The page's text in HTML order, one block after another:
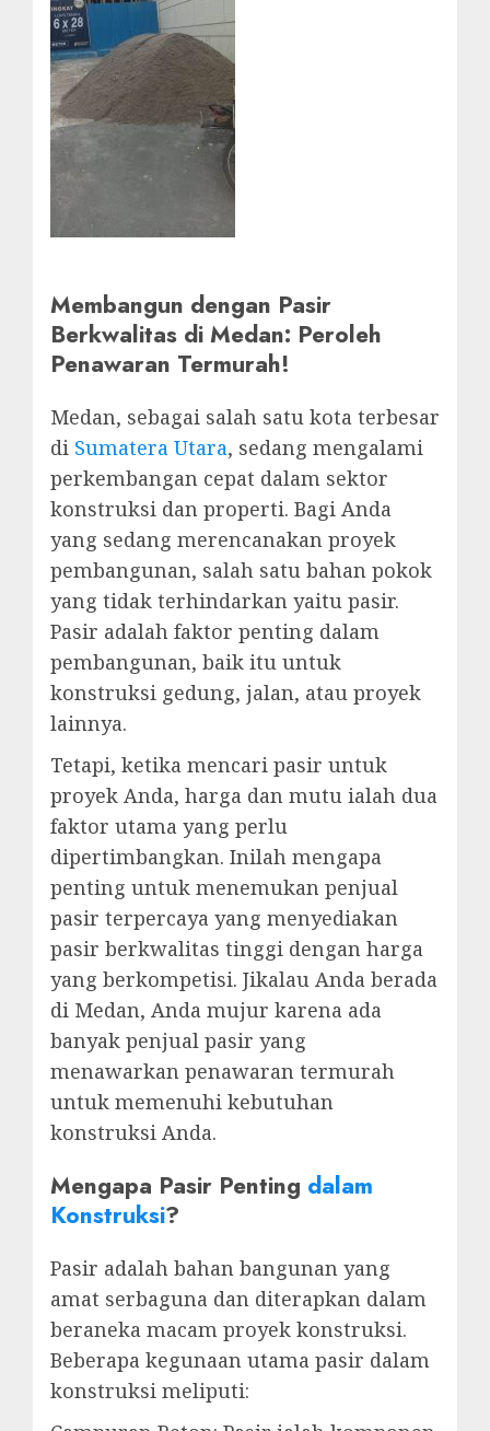
Membangun dengan Pasir
Berkwalitas di Medan: Peroleh
Penawaran Termurah!
Medan, sebagai salah satu kota terbesar
di Sumatera Utara, sedang mengalami
perkembangan cepat dalam sektor
konstruksi dan properti. Bagi Anda
yang sedang merencanakan proyek
pembangunan, salah satu bahan pokok
yang tidak terhindarkan yaitu pasir.
Pasir adalah faktor penting dalam
pembangunan, baik itu untuk
konstruksi gedung, jalan, atau proyek
lainnya.
Tetapi, ketika mencari pasir untuk
proyek Anda, harga dan mutu ialah dua
faktor utama yang perlu
dipertimbangkan. Inilah mengapa
penting untuk menemukan penjual
pasir terpercaya yang menyediakan
pasir berkwalitas tinggi dengan harga
yang berkompetisi. Jikalau Anda berada
di Medan, Anda mujur karena ada
banyak penjual pasir yang
menawarkan penawaran termurah
untuk memenuhi kebutuhan
konstruksi Anda.
Mengapa Pasir Penting dalam
Konstruksi?
Pasir adalah bahan bangunan yang
amat serbaguna dan diterapkan dalam
beraneka macam proyek konstruksi.
Beberapa kegunaan utama pasir dalam
konstruksi meliputi: